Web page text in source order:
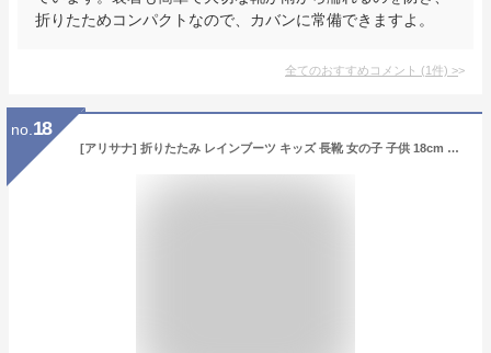
折りたためコンパクトなので、カバンに常備できますよ。
全てのおすすめコメント (1件) >
no. 18
[アリサナ] 折りたたみ レインブーツ キッズ 長靴 女の子 子供 18cm 19cm 20cm 21cm 22cm 23cm 24cm 25cm ジュニア おしゃれ 小学生 子ども こども 雨靴 雪 レインシューズ ブラック ラベンダー 20cm